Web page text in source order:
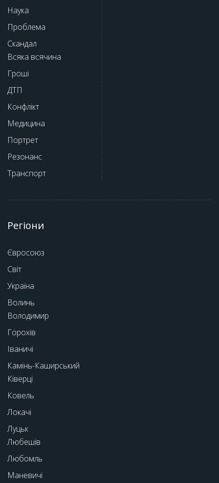
Наука
Проблема
Скандал
Всяка всячина
Гроші
ДТП
Конфлікт
Медицина
Портрет
Резонанс
Транспорт
Регіони
Євросоюз
Світ
Україна
Волинь
Володимир
Горохів
Іваничі
Камінь-Каширський
Ківерці
Ковель
Локачі
Луцьк
Любешів
Любомль
Маневичі